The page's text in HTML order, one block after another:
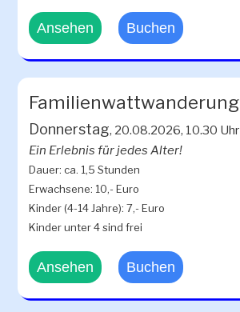
Ansehen Buchen
Familienwattwanderung
Donnerstag, 20.08.2026, 10.30 Uhr
Ein Erlebnis für jedes Alter!
Dauer: ca. 1,5 Stunden
Erwachsene: 10,- Euro
Kinder (4-14 Jahre): 7,- Euro
Kinder unter 4 sind frei
Ansehen Buchen